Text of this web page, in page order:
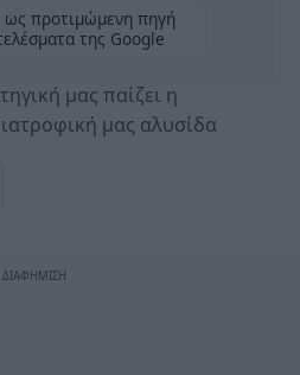
προτιμώμενη πηγή
της Google
μας παίζει η
μας αλυσίδα